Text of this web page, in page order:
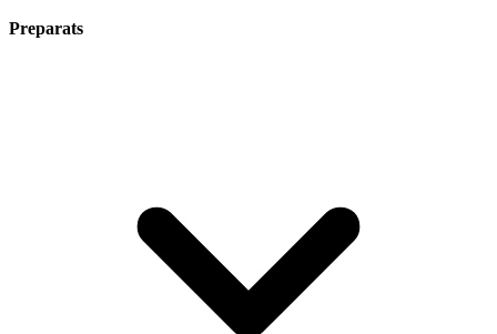
Preparats